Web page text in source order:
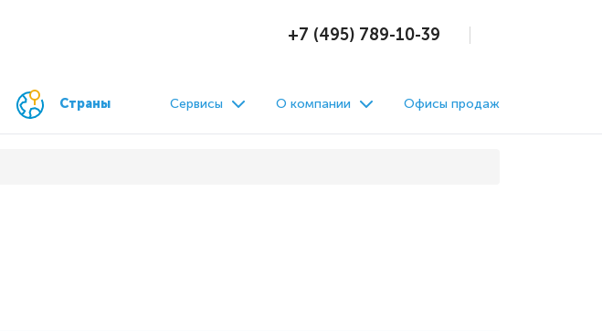
+7 (495) 789-10-39
Страны Сервисы О компании Офисы продаж